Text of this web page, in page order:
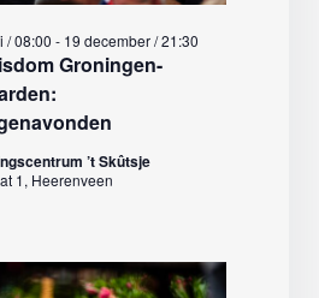
Groningen-
/ 08:00 - 19 december / 21:30
’t Skûtsje
1, Heerenveen